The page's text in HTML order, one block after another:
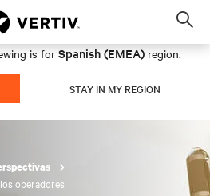
is for Spanish (EMEA) region.
STAY IN MY REGION
operadores